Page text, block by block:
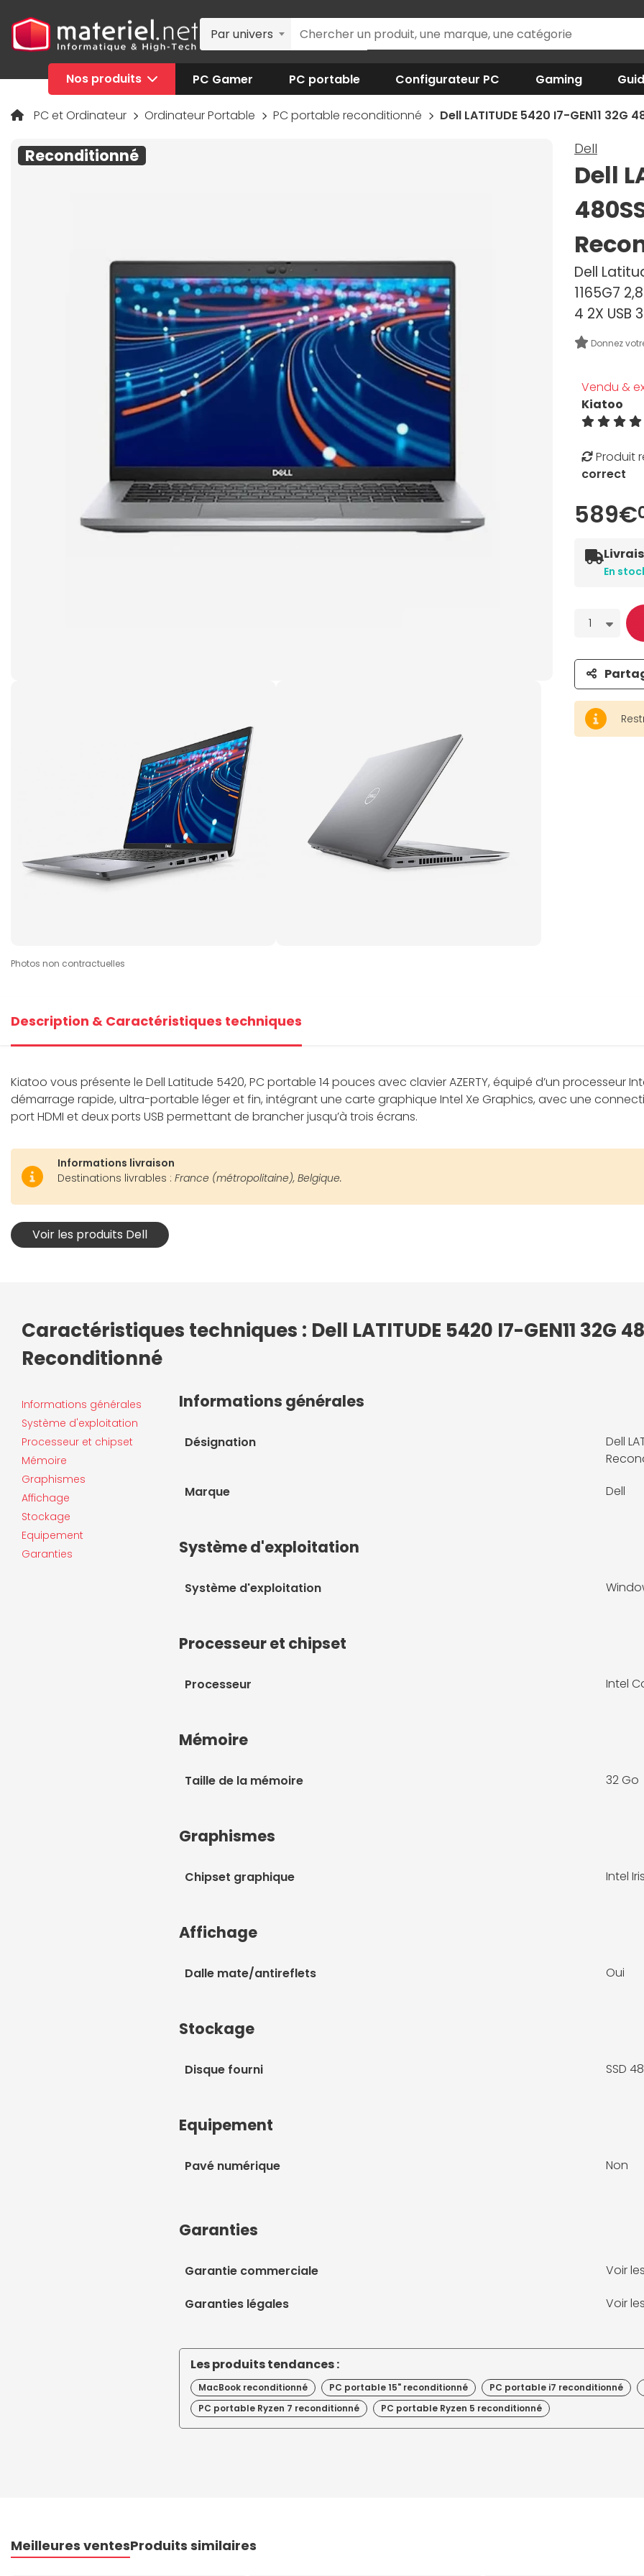
Par univers
Nos produits PC Gamer PC portable Configurateur PC Gaming
PC et Ordinateur Ordinateur Portable PC portable reconditionné Dell LATITUDE 5420 I7-GEN11 32G
Reconditionné
Photos non contractuelles
Dell
Dell
Dell
1165G7
4 2X USB
Donnez
Vendu &
Kiatoo
Produit
correct
589€
En
Quantité
1
Description & Caractéristiques techniques
Kiatoo vous présente le Dell Latitude 5420, PC portable 14 pouces avec clavier AZERTY, équipé d’un processeur
démarrage rapide, ultra-portable léger et fin, intégrant une carte graphique Intel Xe Graphics, avec une
port HDMI et deux ports USB permettant de brancher jusqu’à trois écrans.
Informations livraison
Destinations livrables : France (métropolitaine), Belgique.
Voir les produits Dell
Caractéristiques techniques : Dell LATITUDE 5420 I7-GEN11 32G
Reconditionné
Informations générales
Système d'exploitation
Processeur et chipset
Mémoire
Graphismes
Affichage
Stockage
Equipement
Garanties
Informations générales
Désignation
Dell
Marque
Dell
Système d'exploitation
Système d'exploitation
Processeur et chipset
Processeur Intel
Mémoire
Taille de la mémoire 32 Go
Graphismes
Chipset graphique Intel
Affichage
Dalle mate/antireflets Oui
Stockage
Disque fourni SSD
Equipement
Pavé numérique Non
Garanties
Garantie commerciale Voir
Garanties légales Voir
Les produits tendances :
MacBook reconditionné PC portable 15" reconditionné PC portable i7 reconditionné
PC portable Ryzen 7 reconditionné
PC portable Ryzen 5 reconditionné
Meilleures ventesProduits similaires